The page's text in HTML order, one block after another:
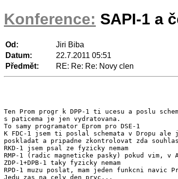
Konference: SAPI-1 a
Od:
Jiri Biba
Datum:
22.7.2011 05:51
Předmět:
RE: Re: Re: Novy clen
Ten Prom progr k DPP-1 ti ucesu a poslu
s paticema je jen vydratovana.
To samy programator Eprom pro DSE-1
K FDC-1 jsem ti poslal schemata v Dropu
poskladat a pripadne zkontrolovat zda
RKD-1 jsem psal ze fyzicky nemam
RMP-1 (radic magneticke pasky) pokud vim, v
ZDP-1+DPB-1 taky fyzicky nemam
RPD-1 muzu poslat, mam jeden funkcni navic
Jedu zas na cely den pryc...